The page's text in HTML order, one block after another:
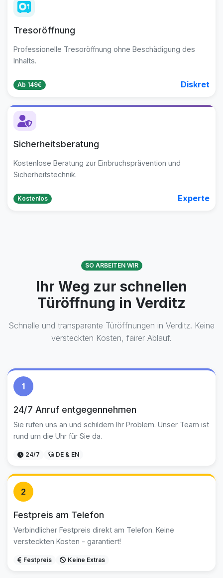
Tresoröffnung
Professionelle Tresoröffnung ohne Beschädigung des
Inhalts.
Ab 149€ Diskret
Sicherheitsberatung
Kostenlose Beratung zur Einbruchsprävention und
Sicherheitstechnik.
Kostenlos Experte
SO ARBEITEN WIR
Ihr Weg zur schnellen
Türöffnung in Verditz
Schnelle und transparente Türöffnungen in Verditz. Keine
versteckten Kosten, fairer Ablauf.
1
24/7 Anruf entgegennehmen
Sie rufen uns an und schildern Ihr Problem. Unser Team ist
rund um die Uhr für Sie da.
24/7 DE & EN
2
Festpreis am Telefon
Verbindlicher Festpreis direkt am Telefon. Keine
versteckten Kosten - garantiert!
Festpreis Keine Extras